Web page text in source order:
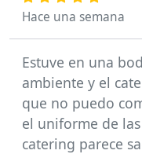
Hace una semana
Estuve en una
ambiente y el
que no puedo
el uniforme de
catering parece